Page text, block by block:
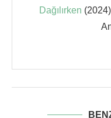
Dağılırken (2024)